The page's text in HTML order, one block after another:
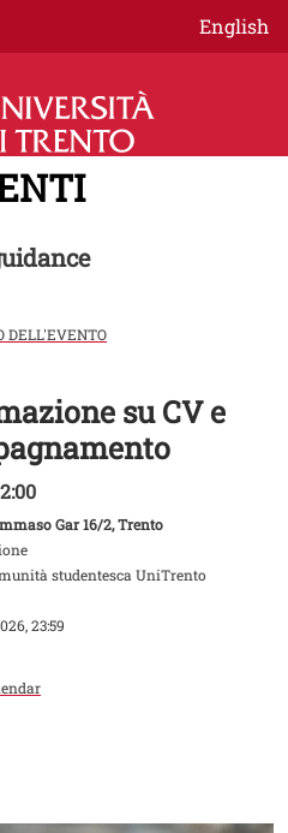
Salta al contenuto principale
English
DELL'EVENTO
su CV e
Gar 16/2, Trento
studentesca UniTrento
23:59